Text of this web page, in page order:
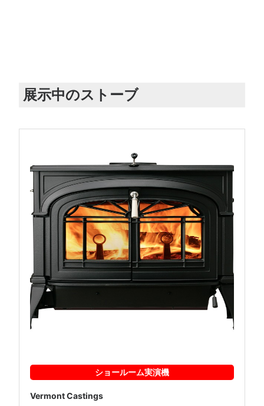
展示中のストーブ
ショールーム実演機
Vermont Castings